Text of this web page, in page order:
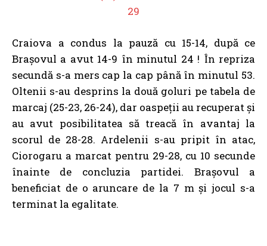
Craiova a condus la pauză cu 15-14, după ce
Brașovul a avut 14-9 în minutul 24 ! În repriza
secundă s-a mers cap la cap până în minutul 53.
Oltenii s-au desprins la două goluri pe tabela de
marcaj (25-23, 26-24), dar oaspeții au recuperat și
au avut posibilitatea să treacă în avantaj la
scorul de 28-28. Ardelenii s-au pripit în atac,
Ciorogaru a marcat pentru 29-28, cu 10 secunde
înainte de concluzia partidei. Brașovul a
beneficiat de o aruncare de la 7 m și jocul s-a
terminat la egalitate.